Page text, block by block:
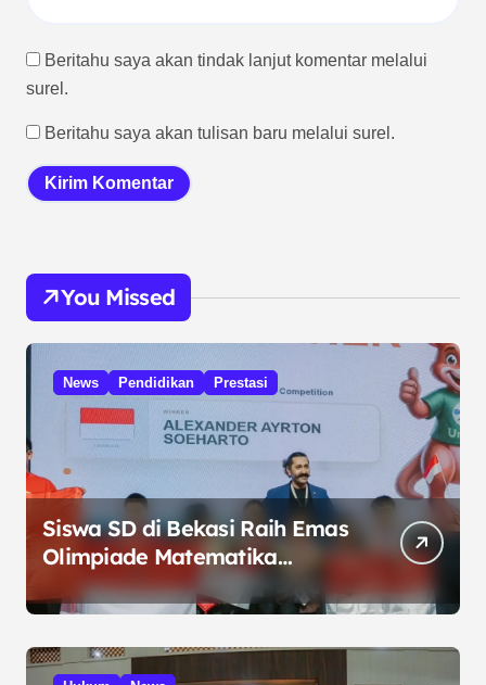
Beritahu saya akan tindak lanjut komentar melalui
surel.
Beritahu saya akan tulisan baru melalui surel.
You Missed
News Pendidikan Prestasi
Siswa SD di Bekasi Raih Emas
Olimpiade Matematika
Internasional di Malaysia